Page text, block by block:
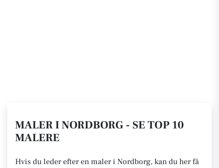
MALER I NORDBORG - SE TOP 10
MALERE
Hvis du leder efter en maler i Nordborg, kan du her få